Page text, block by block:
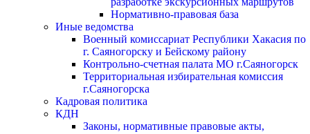
Нормативно-правовая база
Иные ведомства
Военный комиссариат Республики Хакасия по
г. Саяногорску и Бейскому району
Контрольно-счетная палата МО г.Саяногорск
Территориальная избирательная комиссия
г.Саяногорска
Кадровая политика
КДН
Законы, нормативные правовые акты,